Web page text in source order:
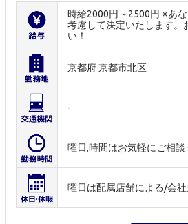
時給2000円～2500円 ※あ
考慮して決定いたします。
い！
京都府 京都市北区
-
曜日,時間はお気軽にご相談
曜日は配属店舗による/会